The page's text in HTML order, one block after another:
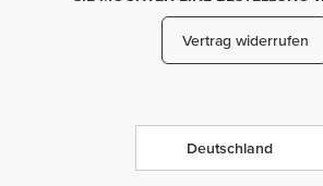
Vertrag widerrufen
Deutschland